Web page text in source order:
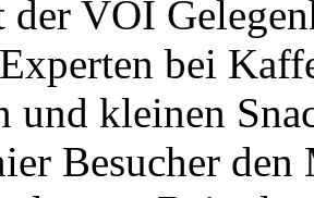
VOI
bei
und kleinen
Besucher